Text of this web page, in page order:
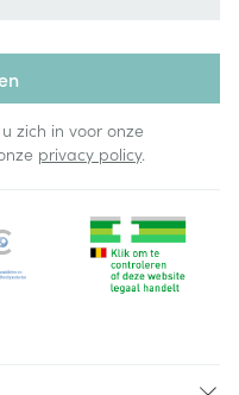
zich in voor onze
privacy policy.